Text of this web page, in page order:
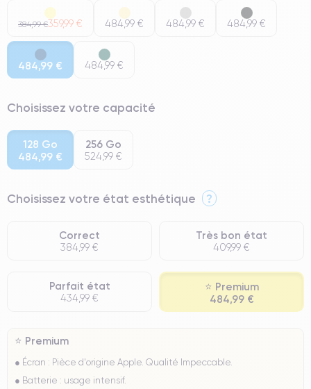
384,99 €359,99 € 484,99 € 484,99 € 484,99 €
484,99 € 484,99 €
Choisissez votre capacité
128 Go
484,99 €
256 Go
524,99 €
Choisissez votre état esthétique ?
Correct
384,99 €
Très bon état
409,99 €
Parfait état
434,99 €
⭐ Premium
484,99 €
⭐ Premium
● Écran : Pièce d'origine Apple. Qualité Impeccable.
● Batterie : usage intensif.